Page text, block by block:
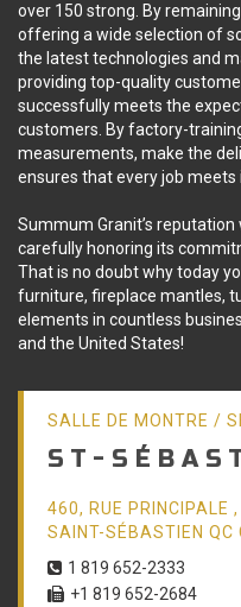
over 150 strong. By
offering a wide selection of
the latest technologies and
providing top-quality
successfully meets the
customers. By factory-
measurements, make the
ensures that every job
Summum Granit’s
carefully honoring its
That is no doubt why today
furniture, fireplace mantles,
elements in countless
and the United States!
SALLE DE MONTRE /
ST-
460, RUE PRINCIPALE ,
SAINT-SÉBASTIEN QC
1 819 652-2333
+1 819 652-2684